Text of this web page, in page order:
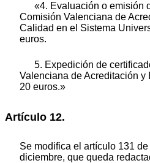
«4. Evaluación o emisión
Comisión Valenciana de
Calidad en el Sistema
euros.
5. Expedición de
Valenciana de Acreditación
20 euros.»
Artículo 12.
Se modifica el artículo 131
diciembre, que queda